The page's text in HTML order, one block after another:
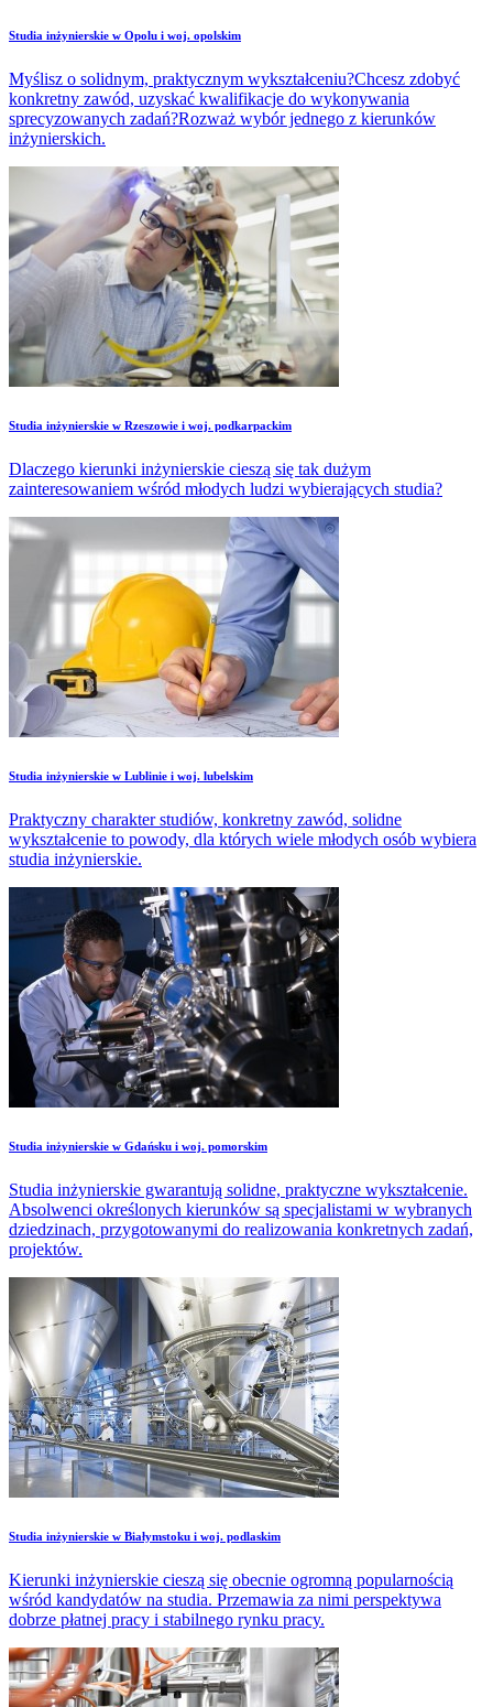
Studia inżynierskie w Opolu i woj. opolskim
Myślisz o solidnym, praktycznym wykształceniu?Chcesz zdobyć
konkretny zawód, uzyskać kwalifikacje do wykonywania
sprecyzowanych zadań?Rozważ wybór jednego z kierunków
inżynierskich.
Studia inżynierskie w Rzeszowie i woj. podkarpackim
Dlaczego kierunki inżynierskie cieszą się tak dużym
zainteresowaniem wśród młodych ludzi wybierających studia?
Studia inżynierskie w Lublinie i woj. lubelskim
Praktyczny charakter studiów, konkretny zawód, solidne
wykształcenie to powody, dla których wiele młodych osób wybiera
studia inżynierskie.
Studia inżynierskie w Gdańsku i woj. pomorskim
Studia inżynierskie gwarantują solidne, praktyczne wykształcenie.
Absolwenci określonych kierunków są specjalistami w wybranych
dziedzinach, przygotowanymi do realizowania konkretnych zadań,
projektów.
Studia inżynierskie w Białymstoku i woj. podlaskim
Kierunki inżynierskie cieszą się obecnie ogromną popularnością
wśród kandydatów na studia. Przemawia za nimi perspektywa
dobrze płatnej pracy i stabilnego rynku pracy.